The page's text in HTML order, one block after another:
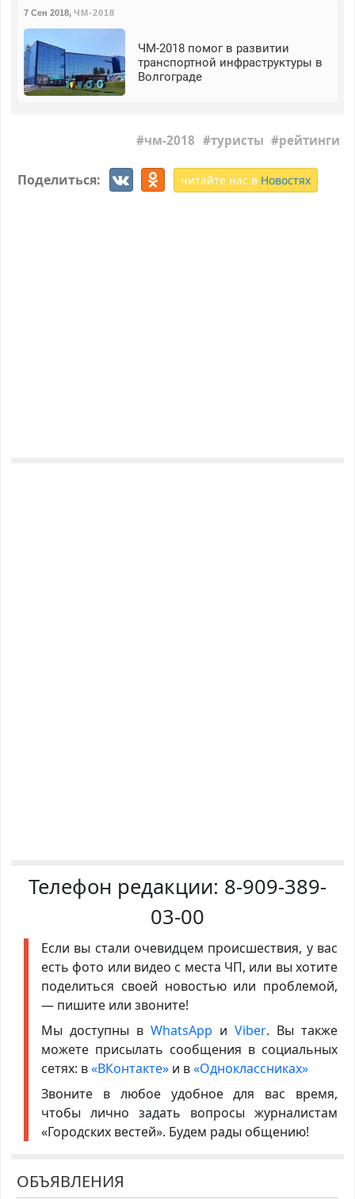
7 Сен 2018, ЧМ-2018
ЧМ-2018 помог в развитии
транспортной инфраструктуры в
Волгограде
чм-2018 туристы рейтинги
Поделиться: читайте нас в Новостях
Телефон редакции: 8-909-389-
03-00
Если вы стали очевидцем происшествия, у вас
есть фото или видео с места ЧП, или вы хотите
поделиться своей новостью или проблемой,
— пишите или звоните!
Мы доступны в WhatsApp иViber. Вы также
можете присылать сообщения в социальных
сетях: в«ВКонтакте»и в«Одноклассниках»
Звоните в любое удобное для вас время,
чтобы лично задать вопросы журналистам
«Городских вестей». Будем рады общению!
ОБЪЯВЛЕНИЯ